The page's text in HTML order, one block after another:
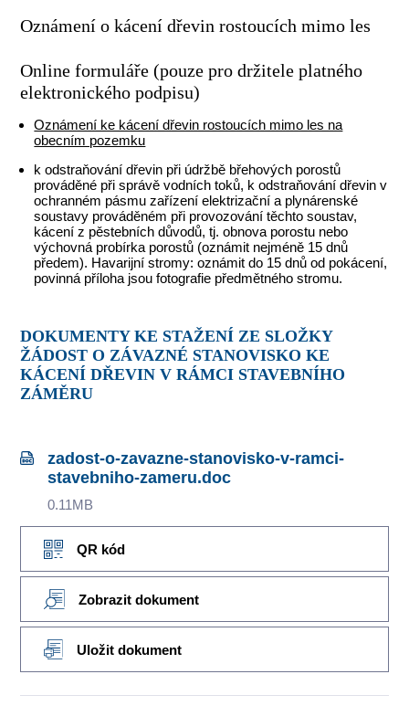
Oznámení o kácení dřevin rostoucích mimo les
Online formuláře (pouze pro držitele platného
elektronického podpisu)
Oznámení ke kácení dřevin rostoucích mimo les na
obecním pozemku
k odstraňování dřevin při údržbě břehových porostů
prováděné při správě vodních toků, k odstraňování dřevin v
ochranném pásmu zařízení elektrizační a plynárenské
soustavy prováděném při provozování těchto soustav,
kácení z pěstebních důvodů, tj. obnova porostu nebo
výchovná probírka porostů (oznámit nejméně 15 dnů
předem). Havarijní stromy: oznámit do 15 dnů od pokácení,
povinná příloha jsou fotografie předmětného stromu.
DOKUMENTY KE STAŽENÍ ZE SLOŽKY
ŽÁDOST O ZÁVAZNÉ STANOVISKO KE
KÁCENÍ DŘEVIN V RÁMCI STAVEBNÍHO
ZÁMĚRU
zadost-o-zavazne-stanovisko-v-ramci-
stavebniho-zameru.doc
0.11MB
QR kód
Zobrazit dokument
Uložit dokument